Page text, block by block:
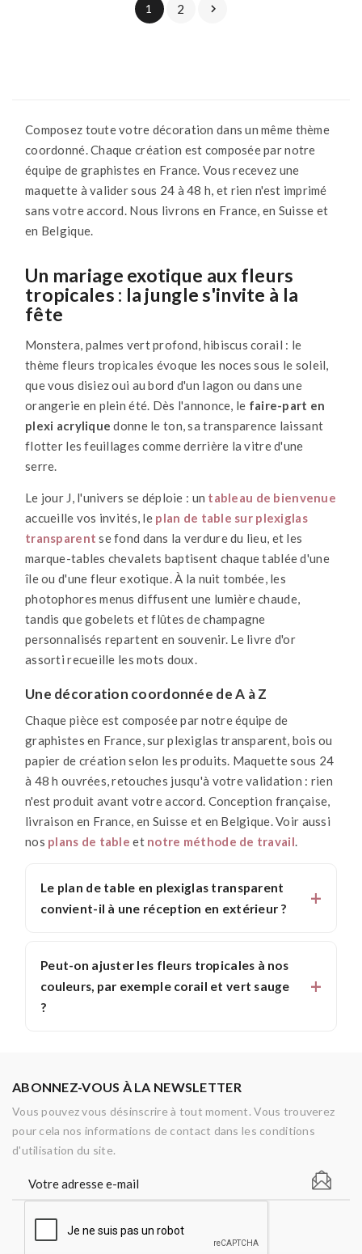
1 2 
Composez toute votre décoration dans un même thème
coordonné. Chaque création est composée par notre
équipe de graphistes en France. Vous recevez une
maquette à valider sous 24 à 48 h, et rien n'est imprimé
sans votre accord. Nous livrons en France, en Suisse et
en Belgique.
Un mariage exotique aux fleurs
tropicales : la jungle s'invite à la
fête
Monstera, palmes vert profond, hibiscus corail : le
thème fleurs tropicales évoque les noces sous le soleil,
que vous disiez oui au bord d'un lagon ou dans une
orangerie en plein été. Dès l'annonce, le faire-part en
plexi acrylique donne le ton, sa transparence laissant
flotter les feuillages comme derrière la vitre d'une
serre.
Le jour J, l'univers se déploie : un tableau de bienvenue
accueille vos invités, le plan de table sur plexiglas
transparent se fond dans la verdure du lieu, et les
marque-tables chevalets baptisent chaque tablée d'une
île ou d'une fleur exotique. À la nuit tombée, les
photophores menus diffusent une lumière chaude,
tandis que gobelets et flûtes de champagne
personnalisés repartent en souvenir. Le livre d'or
assorti recueille les mots doux.
Une décoration coordonnée de A à Z
Chaque pièce est composée par notre équipe de
graphistes en France, sur plexiglas transparent, bois ou
papier de création selon les produits. Maquette sous 24
à 48 h ouvrées, retouches jusqu'à votre validation : rien
n'est produit avant votre accord. Conception française,
livraison en France, en Suisse et en Belgique. Voir aussi
nos plans de table et notre méthode de travail.
Le plan de table en plexiglas transparent
convient-il à une réception en extérieur ?
Peut-on ajuster les fleurs tropicales à nos
couleurs, par exemple corail et vert sauge
?
ABONNEZ-VOUS À LA NEWSLETTER
Vous pouvez vous désinscrire à tout moment. Vous trouverez
pour cela nos informations de contact dans les conditions
d'utilisation du site.